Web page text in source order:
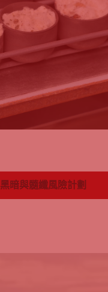
黑暗與髓纖風險計劃